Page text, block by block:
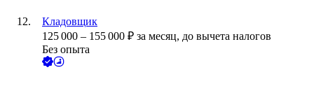
Кладовщик
125 000 – 155 000 ₽ за месяц, до вычета налогов
Без опыта